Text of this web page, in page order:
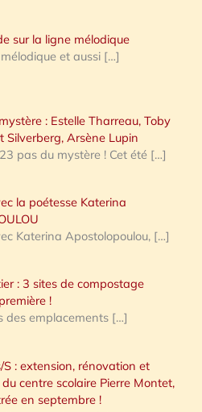
sur la ligne mélodique
et aussi […]
: Estelle Tharreau, Toby
Silverberg, Arsène Lupin
pas du mystère ! Cet été […]
la poétesse Katerina
Katerina Apostolopoulou, […]
: 3 sites de compostage
!
des emplacements […]
: extension, rénovation et
centre scolaire Pierre Montet,
en septembre !